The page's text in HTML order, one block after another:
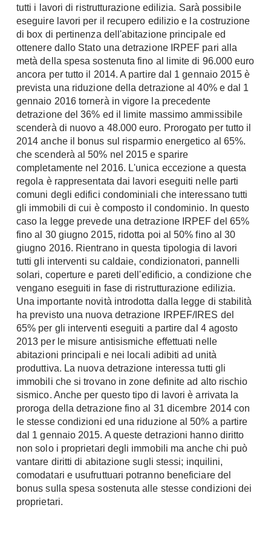
Divani
Divani moderni
Divani classici
Poltrone
Poltroncine
Divanoletto
Chaise Longue
Divani Angolo
Divani in Pelle
Complementi
Tavoli
Sedie
Tavolini
Tappeti
Oggettistica
Complementi arredo
Notte
Camere Matrimoniali
Letti
Comodino
Camere Classiche
Lenzuola
Piumini
Letti Contenitore
Letti a Scomparsa
Armadi
Geotermia
Case in Legno
Case Prefabbricate
Fotovoltaico
Riciclo
Energie Rinnovabili
Bioedilizia
Teleriscaldamento
Cura della casa
Pulizia
Detergenti
Stiro
Aspirapolvere
Lavapavimenti
Progetti
Ristrutturazione
Progetto
Norme
Il Verde
Restauri
Impianti
Hi-Fi
Televisori
Hi-Fi
Home-Theatre
Console
tutti i lavori di ristrutturazione edilizia. Sarà possibile
eseguire lavori per il recupero edilizio e la costruzione
di box di pertinenza dell'abitazione principale ed
ottenere dallo Stato una detrazione IRPEF pari alla
metà della spesa sostenuta fino al limite di 96.000 euro
ancora per tutto il 2014. A partire dal 1 gennaio 2015 è
prevista una riduzione della detrazione al 40% e dal 1
gennaio 2016 tornerà in vigore la precedente
detrazione del 36% ed il limite massimo ammissibile
scenderà di nuovo a 48.000 euro. Prorogato per tutto il
2014 anche il bonus sul risparmio energetico al 65%.
che scenderà al 50% nel 2015 e sparire
completamente nel 2016. L'unica eccezione a questa
regola è rappresentata dai lavori eseguiti nelle parti
comuni degli edifici condominiali che interessano tutti
gli immobili di cui è composto il condominio. In questo
caso la legge prevede una detrazione IRPEF del 65%
fino al 30 giugno 2015, ridotta poi al 50% fino al 30
giugno 2016. Rientrano in questa tipologia di lavori
tutti gli interventi su caldaie, condizionatori, pannelli
solari, coperture e pareti dell'edificio, a condizione che
vengano eseguiti in fase di ristrutturazione edilizia.
Una importante novità introdotta dalla legge di stabilità
ha previsto una nuova detrazione IRPEF/IRES del
65% per gli interventi eseguiti a partire dal 4 agosto
2013 per le misure antisismiche effettuati nelle
abitazioni principali e nei locali adibiti ad unità
produttiva. La nuova detrazione interessa tutti gli
immobili che si trovano in zone definite ad alto rischio
sismico. Anche per questo tipo di lavori è arrivata la
proroga della detrazione fino al 31 dicembre 2014 con
le stesse condizioni ed una riduzione al 50% a partire
dal 1 gennaio 2015. A queste detrazioni hanno diritto
non solo i proprietari degli immobili ma anche chi può
vantare diritti di abitazione sugli stessi; inquilini,
comodatari e usufruttuari potranno beneficiare del
bonus sulla spesa sostenuta alle stesse condizioni dei
proprietari.